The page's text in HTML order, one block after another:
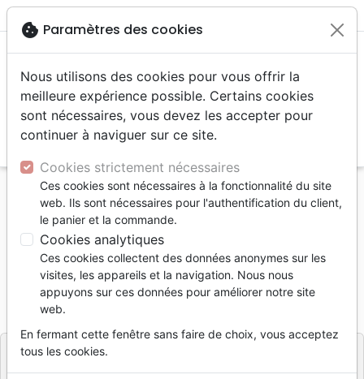
menu
Accueil Livres Etude de la Bible +
Méditations
Notre pain quotidien - Vol.36
Notre pain quotidien - Vol.36
Collectif
RéférenceNPQ6081 EAN9781989260814
Editeur NPQ
cookie Paramètres des cookies
Nous utilisons des cookies pour vous offrir la
meilleure expérience possible. Certains cookies
sont nécessaires, vous devez les accepter pour
continuer à naviguer sur ce site.
Cookies strictement nécessaires
Ces cookies sont nécessaires à la fonctionnalité du site
web. Ils sont nécessaires pour l'authentification du client,
le panier et la commande.
Cookies analytiques
Ces cookies collectent des données anonymes sur les
visites, les appareils et la navigation. Nous nous
appuyons sur ces données pour améliorer notre site
web.
En fermant cette fenêtre sans faire de choix, vous acceptez
tous les cookies.